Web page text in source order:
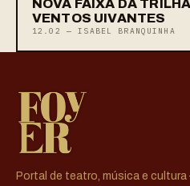
NOVA FAIXA DA
VENTOS UIVANTES
12.02 — ISABEL BRANQUINHA
Portal de teatro, música e